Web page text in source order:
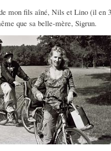
mon fils aîné, Nils et Lino (il en
que sa belle-mère, Sigrun.